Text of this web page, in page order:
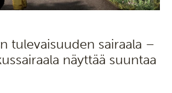
tulevaisuuden sairaala –
näyttää suuntaa